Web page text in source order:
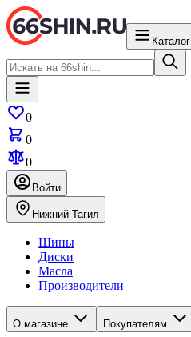
Каталог
0
0
0
Войти
Нижний Тагил
Шины
Диски
Масла
Производители
О магазине Покупателям